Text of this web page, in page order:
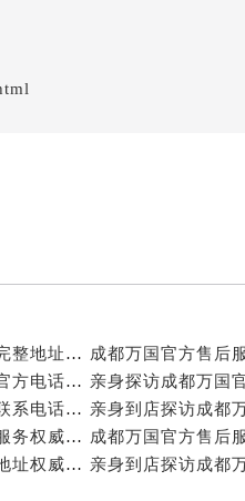
亲身探访成都万国官方售后服务中心｜服务热线及完整地址（2026年7月最新）
亲身探访成都万国官方售后服务中心｜全新地址与官方电话（2026年7月最新）
亲身探访成都万国官方售后服务中心｜地址及官方联系电话（2026年7月最新）
成都万国官方售后维修服务中心提供专业手表保养服务权威公示（2026年7月最新）
成都万国官方售后服务中心｜官方电话和完整维修地址权威信息公示（2026年7月最新）